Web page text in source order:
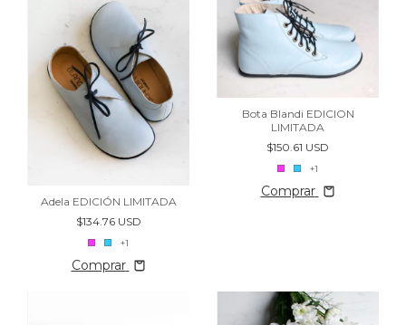
Adela EDICIÓN LIMITADA
$134.76 USD
+1
Comprar
Bota Blandi EDICION
LIMITADA
$150.61 USD
+1
Comprar